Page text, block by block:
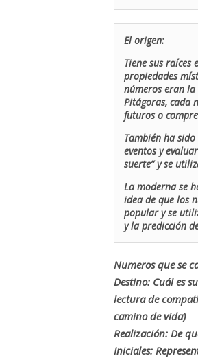
El origen:
Tiene sus
propiedades
números eran la
Pitágoras, cada
futuros o
También ha
eventos y
suerte” y se
La moderna se
idea de que los
popular y se
y la predicción
Numeros que se
Destino: Cuál es
lectura de
camino de vida)
Realización: De
Iniciales: